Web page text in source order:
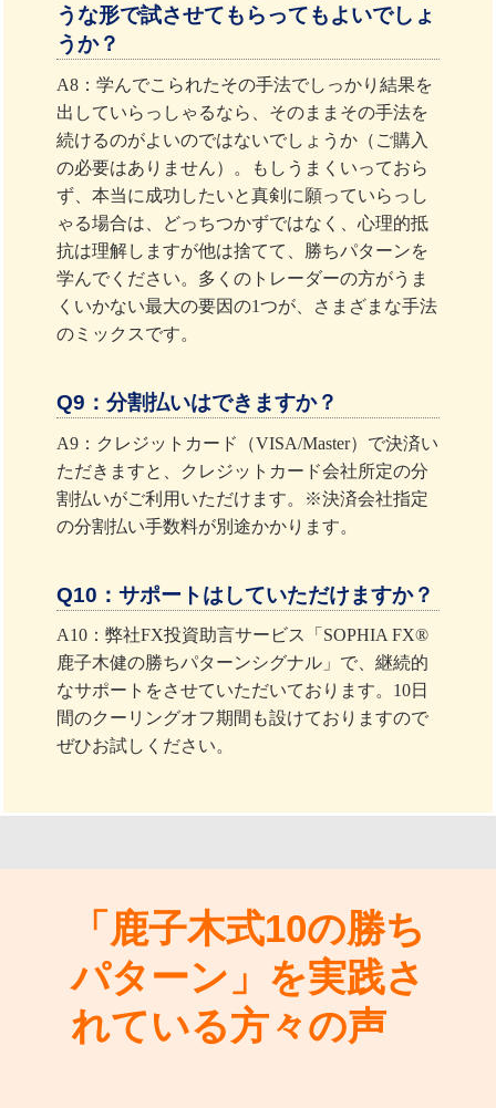
うな形で試させてもらってもよいでしょ
うか？
A8：学んでこられたその手法でしっかり結果を
出していらっしゃるなら、そのままその手法を
続けるのがよいのではないでしょうか（ご購入
の必要はありません）。もしうまくいっておら
ず、本当に成功したいと真剣に願っていらっし
ゃる場合は、どっちつかずではなく、心理的抵
抗は理解しますが他は捨てて、勝ちパターンを
学んでください。多くのトレーダーの方がうま
くいかない最大の要因の1つが、さまざまな手法
のミックスです。
Q9：分割払いはできますか？
A9：クレジットカード（VISA/Master）で決済い
ただきますと、クレジットカード会社所定の分
割払いがご利用いただけます。※決済会社指定
の分割払い手数料が別途かかります。
Q10：サポートはしていただけますか？
A10：弊社FX投資助言サービス「SOPHIA FX®️
鹿子木健の勝ちパターンシグナル」で、継続的
なサポートをさせていただいております。10日
間のクーリングオフ期間も設けておりますので
ぜひお試しください。
「鹿子木式10の勝ち
パターン」を実践さ
れている方々の声